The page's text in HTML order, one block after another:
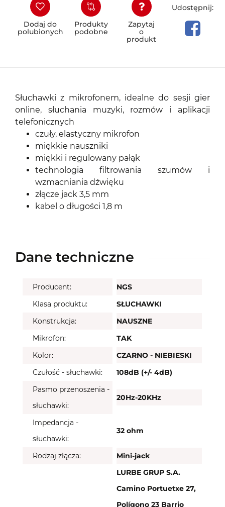
Dodaj do
polubionych
Produkty
podobne
Zapytaj
o
produkt
Udostępnij:
Słuchawki z mikrofonem, idealne do sesji gier
online, słuchania muzyki, rozmów i aplikacji
telefonicznych
czuły, elastyczny mikrofon
miękkie nauszniki
miękki i regulowany pałąk
technologia filtrowania szumów i
wzmacniania dźwięku
złącze jack 3,5 mm
kabel o długości 1,8 m
Dane techniczne
Producent:
NGS
Klasa produktu:
SŁUCHAWKI
Konstrukcja:
NAUSZNE
Mikrofon:
TAK
Kolor:
CZARNO - NIEBIESKI
Czułość - słuchawki:
108dB (+/- 4dB)
Pasmo przenoszenia -
słuchawki:
20Hz-20KHz
Impedancja -
słuchawki:
32 ohm
Rodzaj złącza:
Mini-jack
LURBE GRUP S.A.
Camino Portuetxe 27,
Polígono 23 Barrio